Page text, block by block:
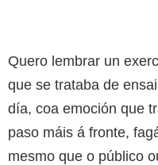
Quero lembrar un
que se trataba de
día, coa emoción que
paso máis á fronte,
mesmo que o público